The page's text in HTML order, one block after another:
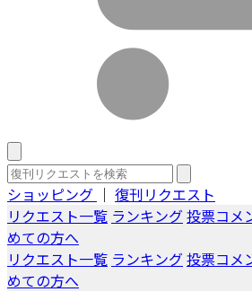
ショッピング ｜ 復刊リクエスト
リクエスト一覧 ランキング投票コメ
めての方へ
リクエスト一覧 ランキング投票コメ
めての方へ